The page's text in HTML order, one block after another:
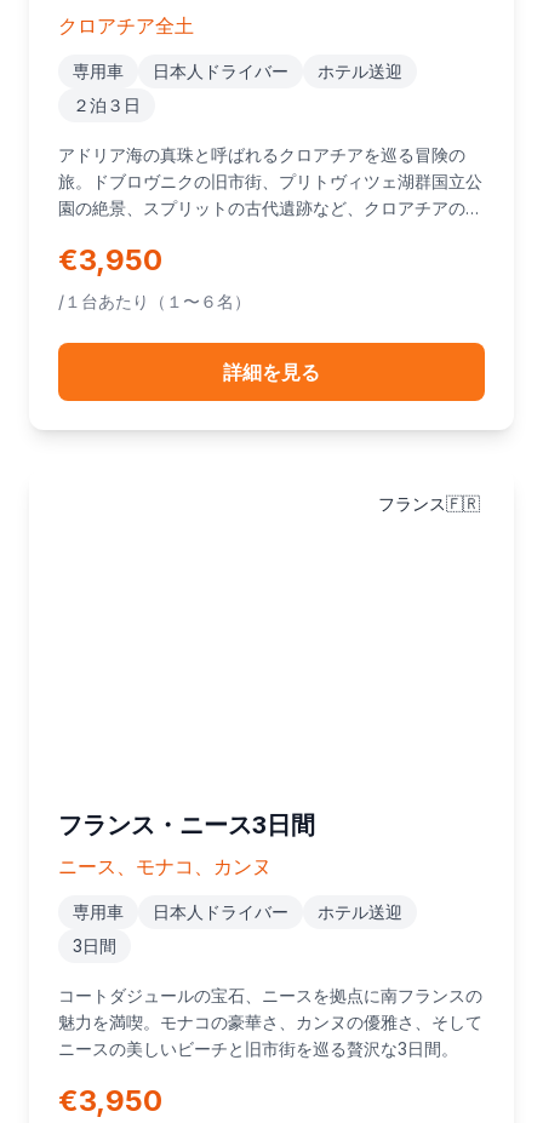
クロアチア全土
専用車 日本人ドライバー
ホテル送迎
２泊３日
アドリア海の真珠と呼ばれるクロアチアを巡る冒険の
旅。ドブロヴニクの旧市街、プリトヴィツェ湖群国立公
園の絶景、スプリットの古代遺跡など、クロアチアの魅
€3,950
/１台あたり（１〜６名）
詳細を見る
フランス🇫🇷
フランス・ニース3日間
ニース、モナコ、カンヌ
専用車 日本人ドライバー
ホテル送迎
3日間
コートダジュールの宝石、ニースを拠点に南フランスの
魅力を満喫。モナコの豪華さ、カンヌの優雅さ、そして
ニースの美しいビーチと旧市街を巡る贅沢な3日間。
€3,950